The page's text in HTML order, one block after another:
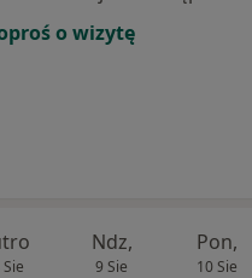
o wizytę
Ndz,
9 Sie
Pon,
10 Sie